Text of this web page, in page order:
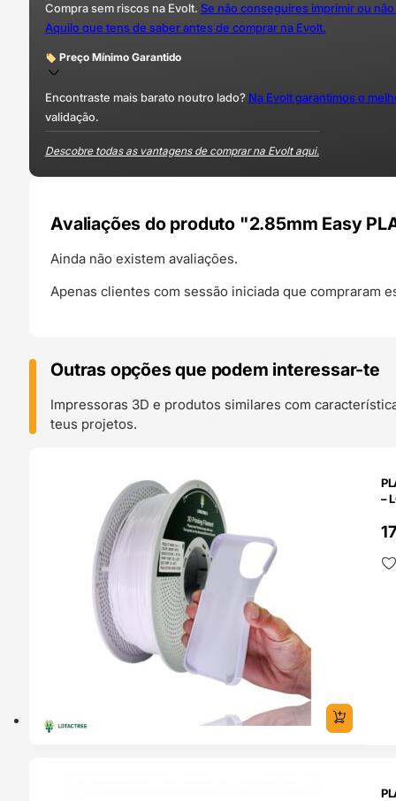
Compra sem riscos na Evolt. Se não conseguires imprimir ou
Aquilo que tens de saber antes de comprar na Evolt.
Preço Mínimo Garantido
Encontraste mais barato noutro lado? Na Evolt garantimos o
validação.
Descobre todas as vantagens de comprar na Evolt aqui.
Avaliações do produto "2.85mm Easy
Ainda não existem avaliações.
Apenas clientes com sessão iniciada que compraram
Outras opções que podem interessar-te
Impressoras 3D e produtos similares com
teus projetos.
–